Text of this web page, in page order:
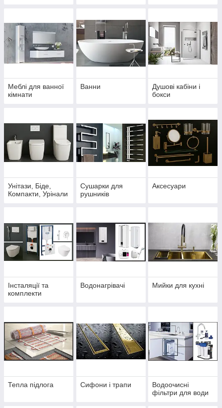
Меблі для ванної
кімнати
Ванни
Душові кабіни і
бокси
Унітази, Біде,
Компакти, Урінали
Сушарки для
рушників
Аксесуари
Інсталяції та
комплекти
Водонагрівачі Мийки для кухні
Тепла підлога Сифони і трапи
Водоочисні
фільтри для води